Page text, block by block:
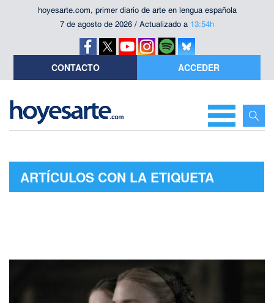
hoyesarte.com, primer diario de arte en lengua española
7 de agosto de 2026 / Actualizado a 13:54h
CONTACTO ACCEDER
ARTÍCULOS CON LA ETIQUETA